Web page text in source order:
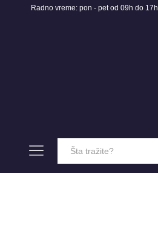
Radno vreme: pon - pet od 09h do 17h